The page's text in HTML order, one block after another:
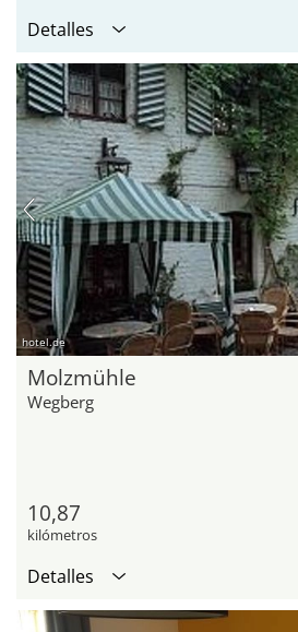
Detalles
hotel.de
Molzmühle
Wegberg
10,87
kilómetros
Detalles